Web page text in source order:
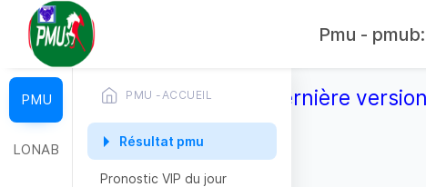
Pmu -
Télécharger la dernière
PMU
LONAB
PMU -ACCUEIL
Résultat pmu
Pronostic VIP du jour